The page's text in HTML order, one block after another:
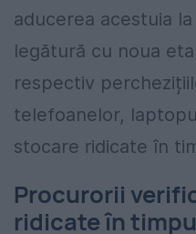
aducerea acestuia
legătură cu noua
respectiv
telefoanelor,
stocare ridicate în
Procurorii
ridicate în